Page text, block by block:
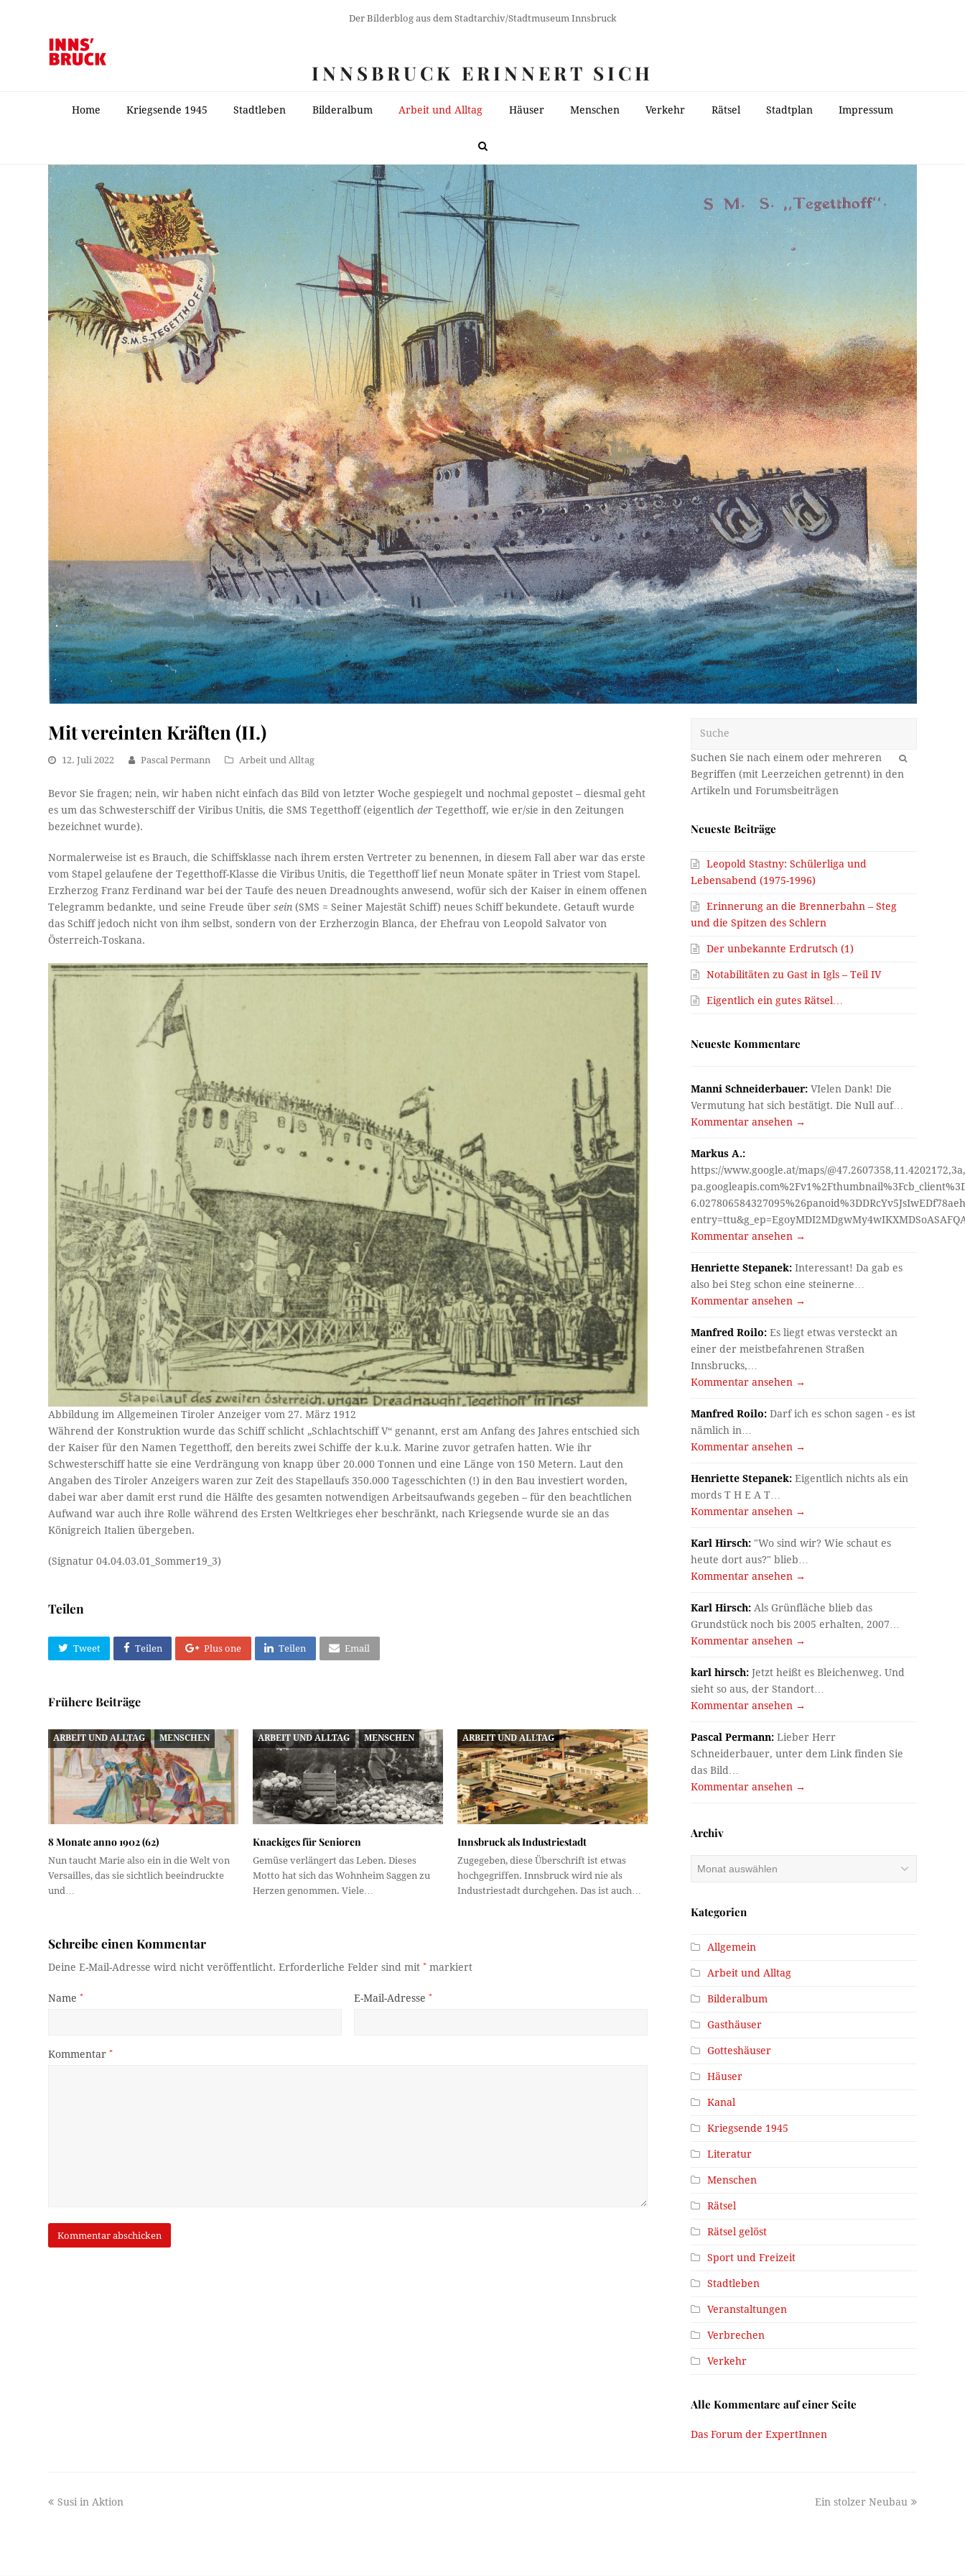
Der Bilderblog aus dem Stadtarchiv/Stadtmuseum Innsbruck
INNSBRUCK ERINNERT SICH
Home Kriegsende 1945 Stadtleben Bilderalbum Arbeit und Alltag Häuser Menschen Verkehr Rätsel Stadtplan Impressum
Mit vereinten Kräften (II.)
12. Juli 2022 Pascal Permann Arbeit und Alltag
Bevor Sie fragen; nein, wir haben nicht einfach das Bild von letzter Woche gespiegelt und nochmal gepostet – diesmal geht
es um das Schwesterschiff der Viribus Unitis, die SMS Tegetthoff (eigentlichder Tegetthoff, wie er/sie in den Zeitungen
bezeichnet wurde).
Normalerweise ist es Brauch, die Schiffsklasse nach ihrem ersten Vertreter zu benennen, in diesem Fall aber war das erste
vom Stapel gelaufene der Tegetthoff-Klasse die Viribus Unitis, die Tegetthoff lief neun Monate später in Triest vom Stapel.
Erzherzog Franz Ferdinand war bei der Taufe des neuen Dreadnoughts anwesend, wofür sich der Kaiser in einem offenen
Telegramm bedankte, und seine Freude übersein (SMS = Seiner Majestät Schiff) neues Schiff bekundete. Getauft wurde
das Schiff jedoch nicht von ihm selbst, sondern von der Erzherzogin Blanca, der Ehefrau von Leopold Salvator von
Österreich-Toskana.
Abbildung im Allgemeinen Tiroler Anzeiger vom 27. März 1912
Während der Konstruktion wurde das Schiff schlicht „Schlachtschiff V“ genannt, erst am Anfang des Jahres entschied sich
der Kaiser für den Namen Tegetthoff, den bereits zwei Schiffe der k.u.k. Marine zuvor getrafen hatten. Wie ihr
Schwesterschiff hatte sie eine Verdrängung von knapp über 20.000 Tonnen und eine Länge von 150 Metern. Laut den
Angaben des Tiroler Anzeigers waren zur Zeit des Stapellaufs 350.000 Tagesschichten (!) in den Bau investiert worden,
dabei war aber damit erst rund die Hälfte des gesamten notwendigen Arbeitsaufwands gegeben – für den beachtlichen
Aufwand war auch ihre Rolle während des Ersten Weltkrieges eher beschränkt, nach Kriegsende wurde sie an das
Königreich Italien übergeben.
(Signatur 04.04.03.01_Sommer19_3)
Teilen
Tweet Teilen Plus one Teilen Email
Frühere Beiträge
ARBEIT UND ALLTAG MENSCHEN
8 Monate anno 1902 (62)
Nun taucht Marie also ein in die Welt von
Versailles, das sie sichtlich beeindruckte
und…
ARBEIT UND ALLTAG MENSCHEN
Knackiges für Senioren
Gemüse verlängert das Leben. Dieses
Motto hat sich das Wohnheim Saggen zu
Herzen genommen. Viele…
ARBEIT UND ALLTAG
Innsbruck als Industriestadt
Zugegeben, diese Überschrift ist etwas
hochgegriffen. Innsbruck wird nie als
Industriestadt durchgehen. Das ist auch…
Schreibe einen Kommentar
Deine E-Mail-Adresse wird nicht veröffentlicht. Erforderliche Felder sind mit* markiert
Name* E-Mail-Adresse *
Kommentar*
OK
Neueste Beiträge
Leopold Stastny: Schülerliga und
Lebensabend (1975-1996)
Erinnerung an die Brennerbahn – Steg
und die Spitzen des Schlern
Der unbekannte Erdrutsch (1)
Notabilitäten zu Gast in Igls – Teil IV
Eigentlich ein gutes Rätsel…
Neueste Kommentare
Manni Schneiderbauer: VIelen Dank! Die
Vermutung hat sich bestätigt. Die Null auf…
Kommentar ansehen →
Markus A.:
https://www.google.at/maps/
Kommentar ansehen →
Henriette Stepanek: Interessant! Da gab es
also bei Steg schon eine steinerne…
Kommentar ansehen →
Manfred Roilo: Es liegt etwas versteckt an
einer der meistbefahrenen Straßen
Innsbrucks,…
Kommentar ansehen →
Manfred Roilo: Darf ich es schon sagen - es ist
nämlich in…
Kommentar ansehen →
Henriette Stepanek: Eigentlich nichts als ein
mords T H E A T…
Kommentar ansehen →
Karl Hirsch: "Wo sind wir? Wie schaut es
heute dort aus?" blieb…
Kommentar ansehen →
Karl Hirsch: Als Grünfläche blieb das
Grundstück noch bis 2005 erhalten, 2007…
Kommentar ansehen →
karl hirsch: Jetzt heißt es Bleichenweg. Und
sieht so aus, der Standort…
Kommentar ansehen →
Pascal Permann: Lieber Herr
Schneiderbauer, unter dem Link finden Sie
das Bild…
Kommentar ansehen →
Archiv
Archiv
Kategorien
Allgemein
Arbeit und Alltag
Bilderalbum
Gasthäuser
Gotteshäuser
Häuser
Kanal
Kriegsende 1945
Literatur
Menschen
Rätsel
Rätsel gelöst
Sport und Freizeit
Stadtleben
Veranstaltungen
Verbrechen
Verkehr
Alle Kommentare auf einer Seite
Das Forum der ExpertInnen
previous
Susi in Aktion
next
Ein stolzer Neubau